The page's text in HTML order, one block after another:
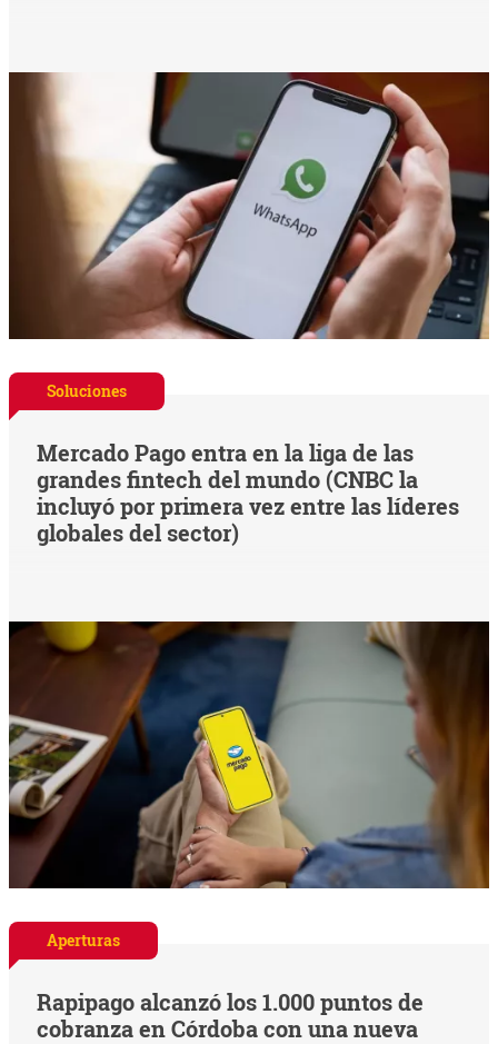
Soluciones
Mercado Pago entra en la liga de las
grandes fintech del mundo (CNBC la
incluyó por primera vez entre las líderes
globales del sector)
Aperturas
Rapipago alcanzó los 1.000 puntos de
cobranza en Córdoba con una nueva